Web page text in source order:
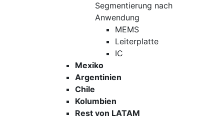
Segmentierung nach
Anwendung
MEMS
Leiterplatte
IC
Mexiko
Argentinien
Chile
Kolumbien
Rest von LATAM